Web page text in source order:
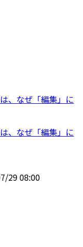
、なぜ「編集」に
、なぜ「編集」に
29 08:00